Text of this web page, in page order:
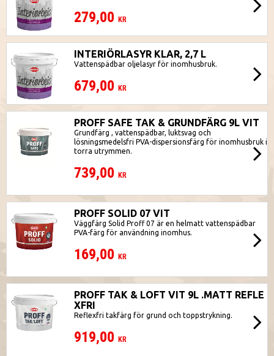
279,00 KR
INTERIÖRLASYR KLAR, 2,7 L
Vattenspädbar oljelasyr för inomhusbruk.
679,00 KR
PROFF SAFE TAK & GRUNDFÄRG 9L VIT
Grundfärg , vattenspädbar, luktsvag och
lösningsmedelsfri PVA-dispersionsfärg för inomhusbruk i
torra utrymmen.
739,00 KR
PROFF SOLID 07 VIT
Väggfärg Solid Proff 07 är en helmatt vattenspädbar
PVA-färg för användning inomhus.
169,00 KR
PROFF TAK & LOFT VIT 9L .MATT REFLE
XFRI
Reflexfri takfärg för grund och toppstrykning.
919,00 KR